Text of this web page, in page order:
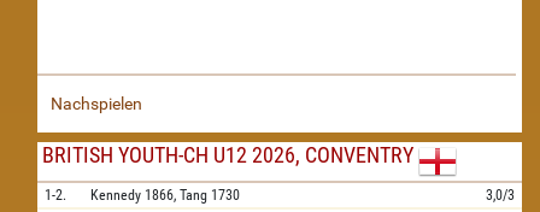
Nachspielen
BRITISH YOUTH-CH U12 2026, CONVENTRY
1-2. Kennedy 1866, Tang 1730
3,0/3